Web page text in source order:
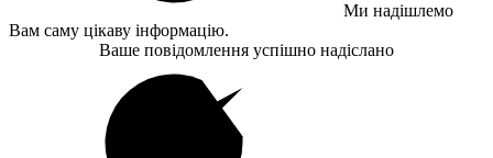
Ми надішлемо
Вам саму цікаву інформацію.
Ваше повідомлення успішно надіслано